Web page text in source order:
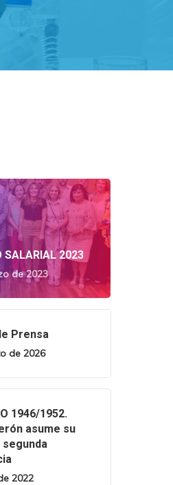
SALARIAL 2023
de 2023
Prensa
de 2026
1946/1952.
asume su
2022